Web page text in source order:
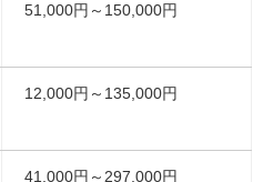
51,000円～150,000円
12,000円～135,000円
41,000円～297,000円